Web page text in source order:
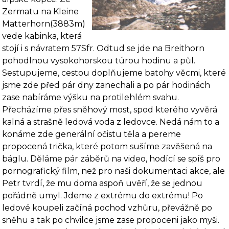
Zermatu na Kleine
Matterhorn(3883m)
vede kabinka, která
stojí i s návratem 57Sfr. Odtud se jde na Breithorn
pohodlnou vysokohorskou túrou hodinu a půl.
Sestupujeme, cestou doplňujeme batohy věcmi, které
jsme zde před pár dny zanechali a po pár hodinách
zase nabíráme výšku na protilehlém svahu.
Přecházíme přes sněhový most, spod kterého vyvěrá
kalná a strašně ledová voda z ledovce. Nedá nám to a
konáme zde gene­rální očistu těla a pereme
propocená trička, které potom sušíme zavěšená na
báglu. Děláme pár záběrů na video, hodící se spíš pro
pornografický film, než pro naši dokumentaci akce, ale
Petr tvrdí, že mu doma aspoň uvěří, že se jednou
pořádně umyl. Jdeme z extrému do ex­trému! Po
ledové koupeli začíná pochod vzhůru, převážně po
sněhu a tak po chvilce jsme zase pro­poceni jako myši.